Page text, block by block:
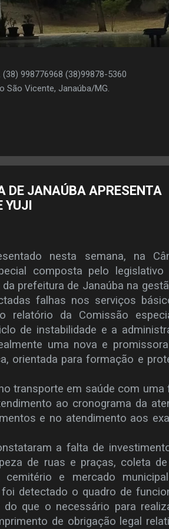
(38) 998776968 (38)99878-5360
São Vicente, Janaúba/MG.
DE JANAÚBA APRESENTA
YUJI
nesta semana, na
composta pelo legislativo
prefeitura de Janaúba na
falhas nos serviços
relatório da Comissão
de instabilidade e a
uma nova e
orientada para formação e
transporte em saúde com uma
ao cronograma da
e no atendimento aos
a falta de
de ruas e praças, coleta
cemitério e mercado
detectado o quadro de
que o necessário para
de obrigação legal